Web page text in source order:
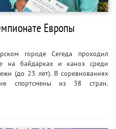
Европы
городе Сегеда проходил
на байдарках и каноэ среди
(до 23 лет). В соревнованиях
спортсмены из 38 стран.